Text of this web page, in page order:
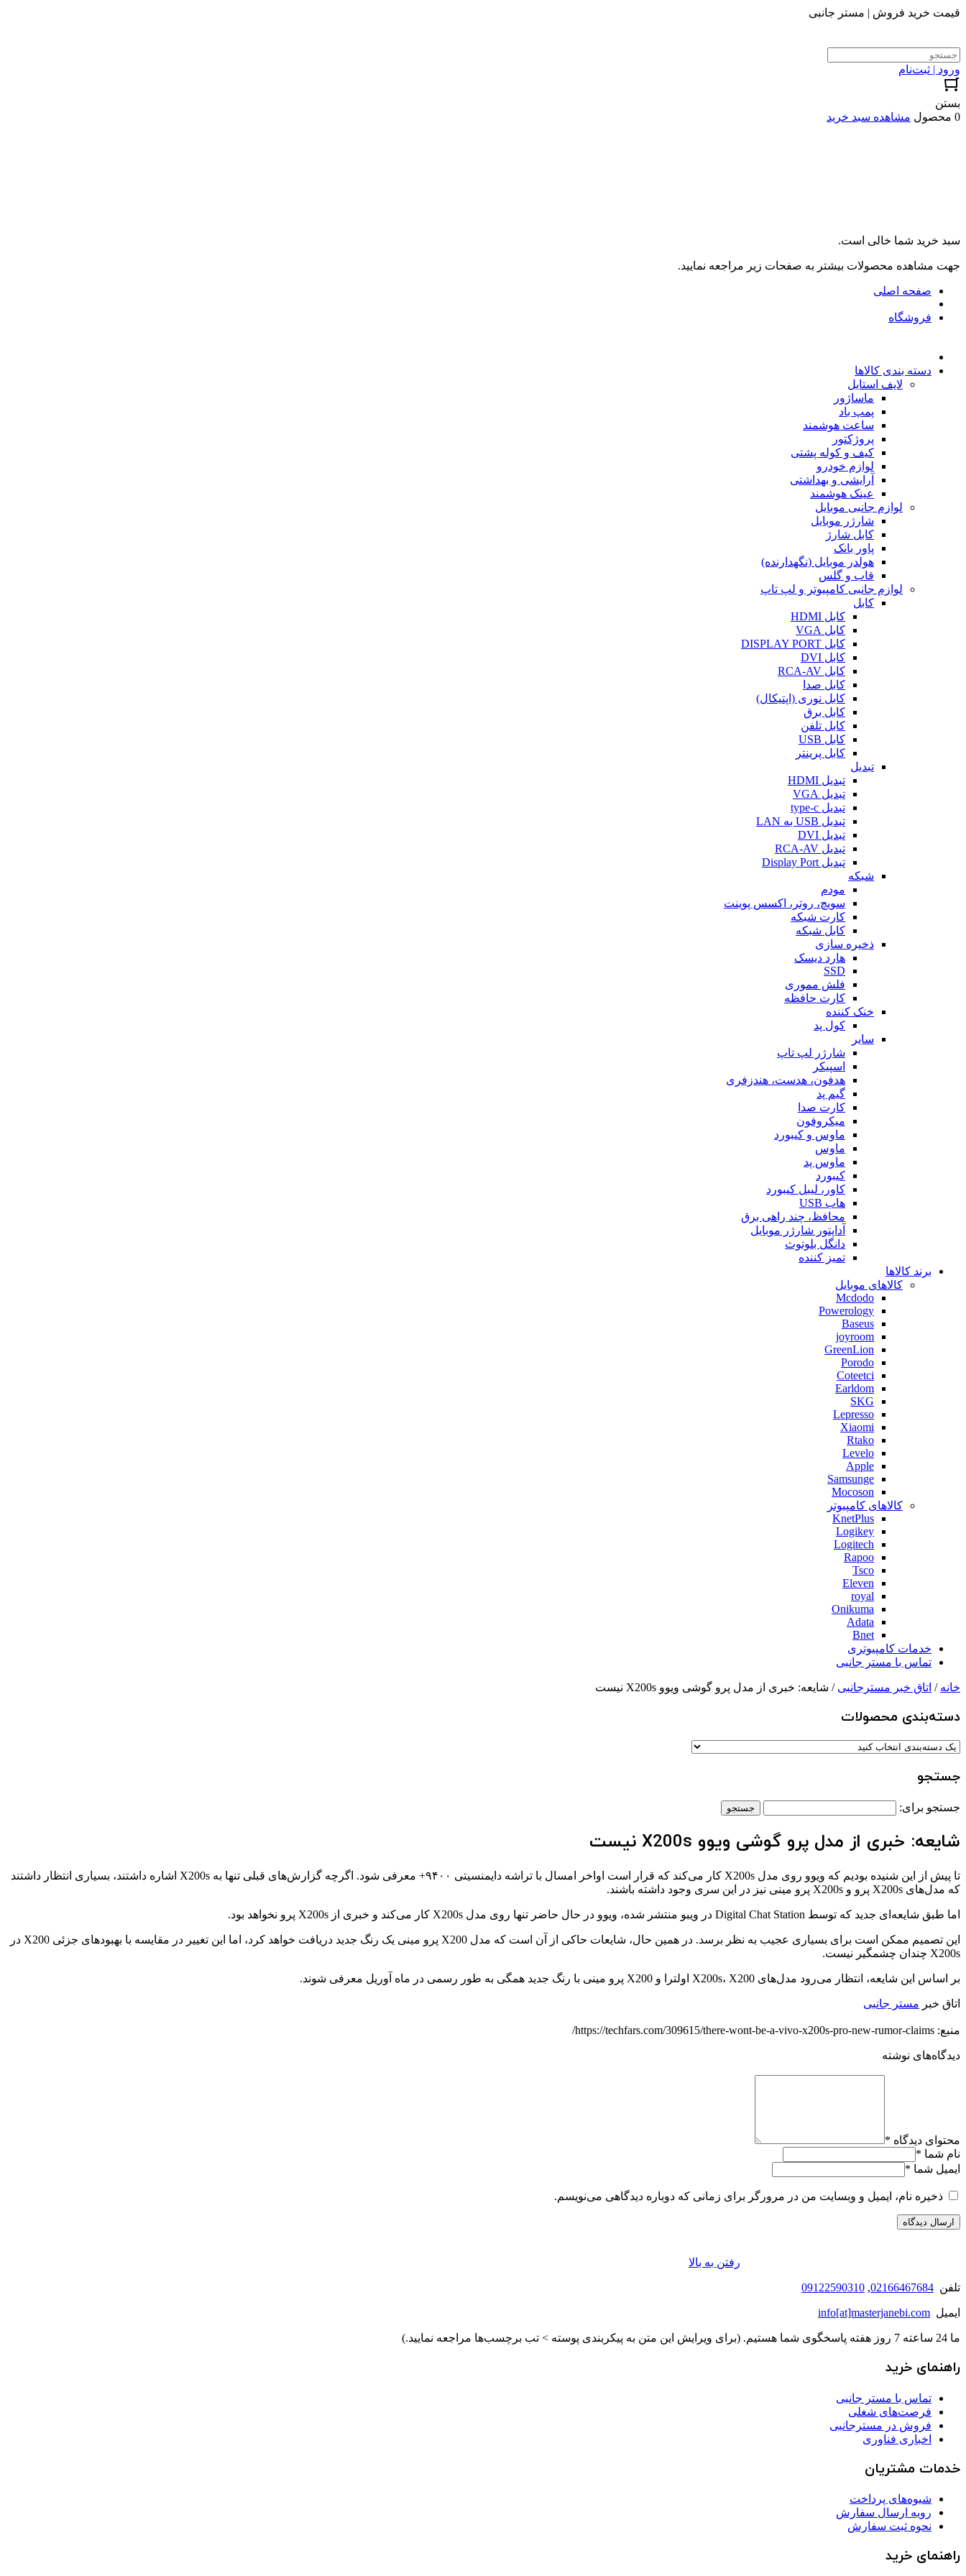
قیمت خرید فروش | مستر جانبی
ورود | ثبت‌نام
بستن
0 محصول
مشاهده سبد خرید
سبد خرید شما خالی است.
جهت مشاهده محصولات بیشتر به صفحات زیر مراجعه نمایید.
صفحه اصلی
فروشگاه
دسته بندی کالاها
لایف استایل
ماساژور
پمپ باد
ساعت هوشمند
پروژکتور
کیف و کوله پشتی
لوازم خودرو
آرایشی و بهداشتی
عینک هوشمند
لوازم جانبی موبایل
شارژر موبایل
کابل شارژ
پاور بانک
هولدر موبایل (نگهدارنده)
قاب و گلس
لوازم جانبی کامپیوتر و لپ تاپ
کابل
کابل HDMI
کابل VGA
کابل DISPLAY PORT
کابل DVI
کابل RCA-AV
کابل صدا
کابل نوری (اپتیکال)
کابل برق
کابل تلفن
کابل USB
کابل پرینتر
تبدیل
تبدیل HDMI
تبدیل VGA
تبدیل type-c
تبدیل USB به LAN
تبدیل DVI
تبدیل RCA-AV
تبدیل Display Port
شبکه
مودم
سویچ، روتر، اکسس پوینت
کارت شبکه
کابل شبکه
ذخیره سازی
هارد دیسک
SSD
فلش مموری
کارت حافظه
خنک کننده
کول پد
سایر
شارژر لپ تاپ
اسپیکر
هدفون، هدست، هندزفری
گیم پد
کارت صدا
میکروفون
ماوس و کیبورد
ماوس
ماوس پد
کیبورد
کاور، لیبل کیبورد
هاب USB
محافظ، چند راهی برق
آداپتور شارژر موبایل
دانگل بلوتوث
تمیز کننده
برند کالاها
کالاهای موبایل
Mcdodo
Powerology
Baseus
joyroom
GreenLion
Porodo
Coteetci
Earldom
SKG
Lepresso
Xiaomi
Rtako
Levelo
Apple
Samsunge
Mocoson
کالاهای کامپیوتر
KnetPlus
Logikey
Logitech
Rapoo
Tsco
Eleven
royal
Onikuma
Adata
Bnet
خدمات کامپیوتری
تماس با مستر جانبی
خانه / اتاق خبر مسترجانبی / شایعه: خبری از مدل پرو گوشی ویوو X200s نیست
دسته‌بندی‌ محصولات
جستجو
جستجو برای:
شایعه: خبری از مدل پرو گوشی ویوو X200s نیست
تا پیش از این شنیده بودیم که ویوو روی مدل X200s کار می‌کند که قرار است اواخر امسال با تراشه دایمنسیتی ۹۴۰۰+ معرفی شود. اگرچه گزارش‌های قبلی تنها به X200s اشاره داشتند، بسیاری انتظار داشتند
که مدل‌های X200s پرو و X200s پرو مینی نیز در این سری وجود داشته باشند.
اما طبق شایعه‌ای جدید که توسط Digital Chat Station در ویبو منتشر شده، ویوو در حال حاضر تنها روی مدل X200s کار می‌کند و خبری از X200s پرو نخواهد بود.
این تصمیم ممکن است برای بسیاری عجیب به نظر برسد. در همین حال، شایعات حاکی از آن است که مدل X200 پرو مینی یک رنگ جدید دریافت خواهد کرد، اما این تغییر در مقایسه با بهبودهای جزئی X200 در
X200s چندان چشمگیر نیست.
بر اساس این شایعه، انتظار می‌رود مدل‌های X200s، X200 اولترا و X200 پرو مینی با رنگ جدید همگی به طور رسمی در ماه آوریل معرفی شوند.
اتاق خبر مستر جانبی
منبع: https://techfars.com/309615/there-wont-be-a-vivo-x200s-pro-new-rumor-claims/
دیدگاه‌های نوشته
محتوای دیدگاه *
نام شما *
ایمیل شما *
ذخیره نام، ایمیل و وبسایت من در مرورگر برای زمانی که دوباره دیدگاهی می‌نویسم.
رفتن به بالا
تلفن 02166467684
,
09122590310
ایمیل info[at]masterjanebi.com
ما 24 ساعته 7 روز هفته پاسخگوی شما هستیم. (برای ویرایش این متن به پیکربندی پوسته > تب برچسب‌ها مراجعه نمایید.)
راهنمای خرید
تماس با مستر جانبی
فرصت‌های شغلی
فروش در مسترجانبی
اخباری فناوری
خدمات مشتریان
شیوه‌های پرداخت
رویه ارسال سفارش
نحوه ثبت سفارش
راهنمای خرید